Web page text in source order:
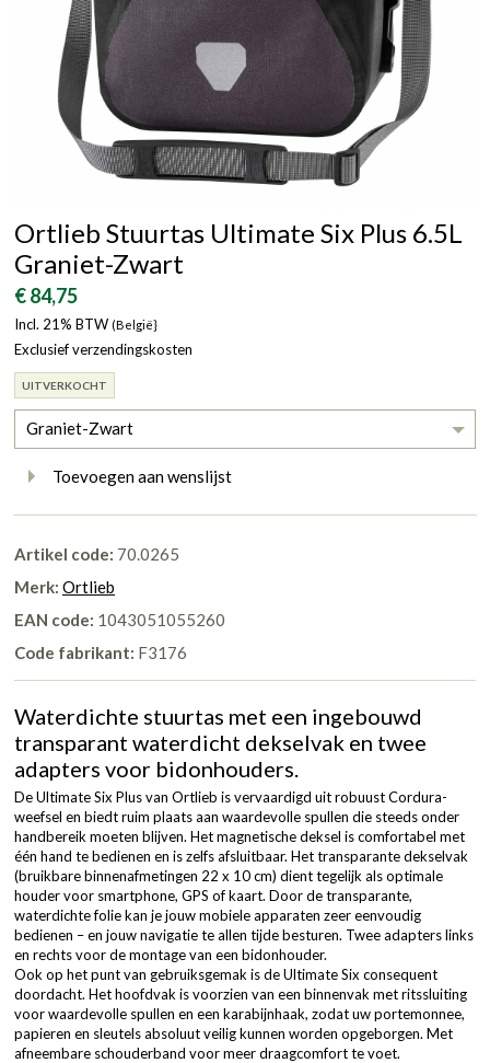
Ortlieb Stuurtas Ultimate Six Plus 6.5L
Graniet-Zwart
€ 84,75
Incl. 21% BTW (België}
Exclusief verzendingskosten
UITVERKOCHT
Graniet-Zwart
Toevoegen aan wenslijst
Artikel code: 70.0265
Merk: Ortlieb
EAN code: 1043051055260
Code fabrikant: F3176
Waterdichte stuurtas met een ingebouwd
transparant waterdicht dekselvak en twee
adapters voor bidonhouders.
De Ultimate Six Plus van Ortlieb is vervaardigd uit robuust Cordura-
weefsel en biedt ruim plaats aan waardevolle spullen die steeds onder
handbereik moeten blijven. Het magnetische deksel is comfortabel met
één hand te bedienen en is zelfs afsluitbaar. Het transparante dekselvak
(bruikbare binnenafmetingen 22 x 10 cm) dient tegelijk als optimale
houder voor smartphone, GPS of kaart. Door de transparante,
waterdichte folie kan je jouw mobiele apparaten zeer eenvoudig
bedienen – en jouw navigatie te allen tijde besturen. Twee adapters links
en rechts voor de montage van een bidonhouder.
Ook op het punt van gebruiksgemak is de Ultimate Six consequent
doordacht. Het hoofdvak is voorzien van een binnenvak met ritssluiting
voor waardevolle spullen en een karabijnhaak, zodat uw portemonnee,
papieren en sleutels absoluut veilig kunnen worden opgeborgen. Met
afneembare schouderband voor meer draagcomfort te voet.